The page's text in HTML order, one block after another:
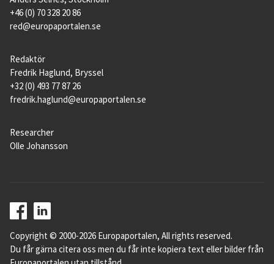
+46 (0) 70 328 20 86
red@europaportalen.se
Redaktör
Fredrik Haglund, Bryssel
+32 (0) 493 77 87 26
fredrik.haglund@europaportalen.se
Researcher
Olle Johansson
Copyright © 2000-2026 Europaportalen, All rights reserved.
Du får gärna citera oss men du får inte kopiera text eller bilder från